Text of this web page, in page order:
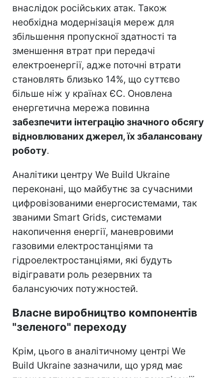
внаслідок російських атак. Також
необхідна модернізація мереж для
збільшення пропускної здатності та
зменшення втрат при передачі
електроенергії, адже поточні втрати
становлять близько 14%, що суттєво
більше ніж у країнах ЄС. Оновлена
енергетична мережа повинна
забезпечити інтеграцію значного обсягу
відновлюваних джерел, їх збалансовану
роботу.
Аналітики центру We Build Ukraine
переконані, що майбутнє за сучасними
цифровізованими енергосистемами, так
званими Smart Grids, системами
накопичення енергії, маневровими
газовими електростанціями та
гідроелектростанціями, які будуть
відігравати роль резервних та
балансуючих потужностей.
Власне виробництво компонентів
"зеленого" переходу
Крім, цього в аналітичному центрі We
Build Ukraine зазначили, що уряд має